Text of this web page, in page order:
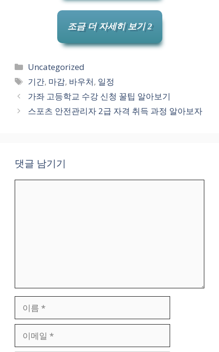
조금 더 자세히 보기 2
카
테
고
리
Uncategorized
태
그
기간, 마감, 바우처, 일정
가좌 고등학교 수강 신청 꿀팁 알아보기
스포츠 안전관리자 2급 자격 취득 과정 알아보자
댓글 남기기